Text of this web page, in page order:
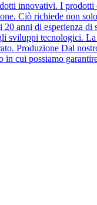
innovativi. I
Ciò richiede non
anni di esperienza
sviluppi tecnologici.
Produzione Dal
cui possiamo